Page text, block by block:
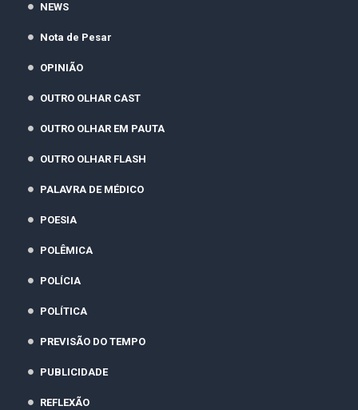
NEWS
Nota de Pesar
OPINIÃO
OUTRO OLHAR CAST
OUTRO OLHAR EM PAUTA
OUTRO OLHAR FLASH
PALAVRA DE MÉDICO
POESIA
POLÊMICA
POLÍCIA
POLÍTICA
PREVISÃO DO TEMPO
PUBLICIDADE
REFLEXÃO